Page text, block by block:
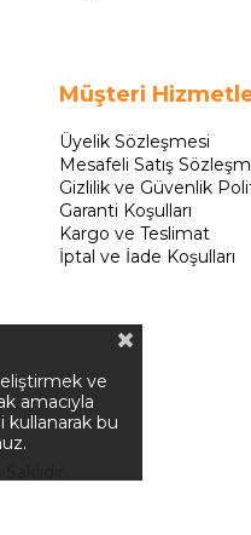
Müşteri
Üyelik Sözleşmesi
Mesafeli Satış
Gizlilik ve Güvenlik
Garanti Koşulları
Kargo ve Teslimat
İptal ve İade Koşulları
ve
amacıyla
kullanarak bu